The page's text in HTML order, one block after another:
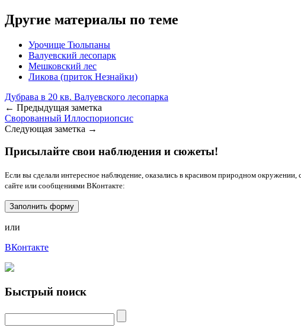
Другие материалы по теме
Урочище Тюльпаны
Валуевский лесопарк
Мешковский лес
Ликова (приток Незнайки)
Дубрава в 20 кв. Валуевского лесопарка
← Предыдущая заметка
Сворованный Иллоспориопсис
Следующая заметка →
Присылайте свои наблюдения и сюжеты!
Если вы сделали интересное наблюдение, оказались в красивом природном
сайте или сообщениями ВКонтакте:
Заполнить форму
или
ВКонтакте
Быстрый поиск